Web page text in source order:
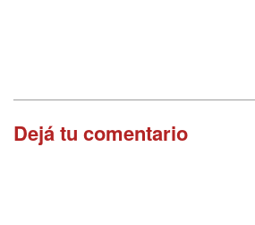
Dejá tu comentario